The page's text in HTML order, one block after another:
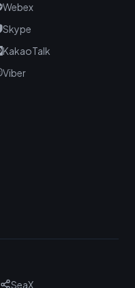
Webex
Skype
KakaoTalk
Viber
SeaX